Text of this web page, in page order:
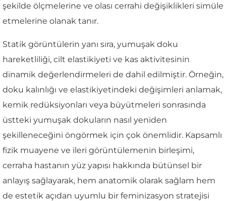
şekilde ölçmelerine ve olası cerrahi değişiklikleri simüle
etmelerine olanak tanır.
Statik görüntülerin yanı sıra, yumuşak doku
hareketliliği, cilt elastikiyeti ve kas aktivitesinin
dinamik değerlendirmeleri de dahil edilmiştir. Örneğin,
doku kalınlığı ve elastikiyetindeki değişimleri anlamak,
kemik redüksiyonları veya büyütmeleri sonrasında
üstteki yumuşak dokuların nasıl yeniden
şekilleneceğini öngörmek için çok önemlidir. Kapsamlı
fizik muayene ve ileri görüntülemenin birleşimi,
cerraha hastanın yüz yapısı hakkında bütünsel bir
anlayış sağlayarak, hem anatomik olarak sağlam hem
de estetik açıdan uyumlu bir feminizasyon stratejisi